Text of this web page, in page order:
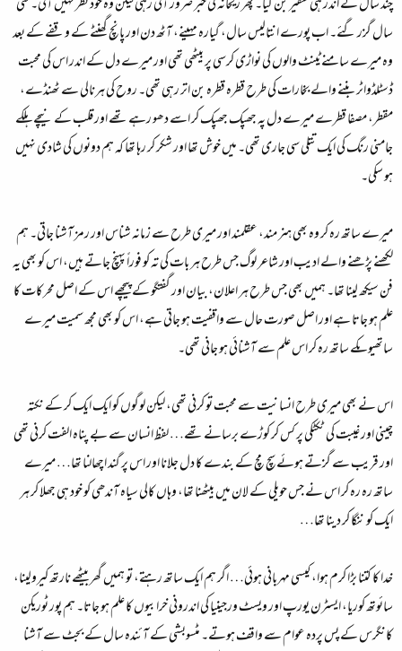
چند سال کے اندر ہی سفیر بن گیا۔ پھر ریحانہ کی خبر ضرور آتی رہی لیکن وہ خود نظر نہیں آئی۔ کئی
سال گزر گئے۔ اب پورے انتالیس سال، گیارہ مہینے، آٹھ دن اور پانچ گھنٹے کے وقفے کے بعد
وہ میرے سامنے ٹینٹ والوں کی نواڑی کرسی پر بیٹھی تھی اور میرے دل کے اندر اس کی محبت
ڈسٹلڈواٹر بننے والے بخارات کی طرح قطرہ قطرہ بن اتر رہی تھی۔ روح کی ہرنالی سے ٹھنڈے،
مقطر، مصفا قطرے میرے دل پہ جھپک جھپک کر اسے دھو رہے تھے اور قلب کے نیچے ہلکے
جامنی رنگ کی ایک تتلی سی جاری تھی۔ میں خوش تھا اور شکر کر رہا تھا کہ ہم دونوں کی شادی نہیں
ہو سکی۔
میرے ساتھ رہ کر وہ بھی ہنر مند، عقلمند اور میری طرح سے زمانہ شناس اور رمز آشنا جاتی۔ ہم
لکھنے پڑھنے والے ادیب اور شاعر لوگ جس طرح ہر بات کی تہ کو فوراً پہنچ جاتے ہیں، اس کو بھی یہ
فن سیکھ لینا تھا۔ ہمیں بھی جس طرح ہر اعلان، بیان اور گفتگو کے پیچھے اس کے اصل محرکات کا
علم ہو جاتا ہے اور اصل صورت حال سے واقفیت ہو جاتی ہے، اس کو بھی مجھ سمیت میرے
ساتھیوںکے ساتھ رہ کر اس علم سے آشنائی ہو جانی تھی۔
اس نے بھی میری طرح انسانیت سے محبت تو کرنی تھی، لیکن لوگوں کو ایک ایک کر کے نکتہ
چینی اور غیبت کی ٹکٹکی پر کس کر کوڑے برسانے تھے… لفظ انسان سے بے پناہ الفت کرنی تھی
اور قریب سے گزتے ہوئے سچ مچ کے بندے کا دل جلانا اور اس پر گند اچھالنا تھا… میرے
ساتھ رہ رہ کر اس نے جس حویلی کے لان میں بیٹھنا تھا، وہاں کالی سیاہ آندھی کو خود ہی جھلا کر ہر
ایک کو ننگا کر دینا تھا…
خدا کا کتنا بڑا کرم ہوا، کیسی مہربانی ہوئی… اگر ہم ایک ساتھ رہتے، تو ہمیں گھر بیٹھے نارتھ کیرولینا،
سائوتھ کوریا، ایسٹرن یورپ اور ویسٹ ورجینیا کی اندرونی خرابیوں کا علم ہو جاتا۔ ہم پور ٹوریکن
کانگرس کے پس پردہ عوام سے واقف ہوتے۔ مٹسوبشی کے آئندہ سال کے بجٹ سے آشنا